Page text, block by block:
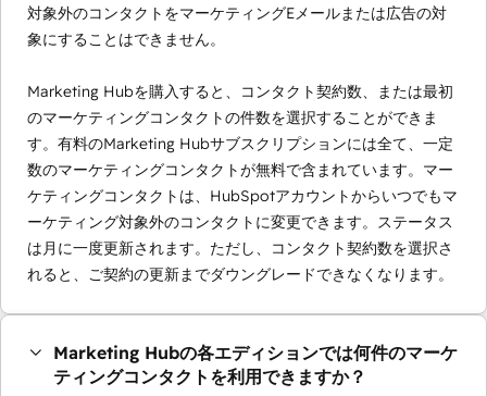
対象外のコンタクトをマーケティングEメールまたは広告の対
象にすることはできません。
Marketing Hubを購入すると、コンタクト契約数、または最初
のマーケティングコンタクトの件数を選択することができま
す。有料のMarketing Hubサブスクリプションには全て、一定
数のマーケティングコンタクトが無料で含まれています。マー
ケティングコンタクトは、HubSpotアカウントからいつでもマ
ーケティング対象外のコンタクトに変更できます。ステータス
は月に一度更新されます。ただし、コンタクト契約数を選択さ
れると、ご契約の更新までダウングレードできなくなります。
Marketing Hubの各エディションでは何件のマーケ
ティングコンタクトを利用できますか？